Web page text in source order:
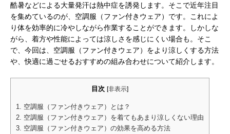
酷暑などによる大量発汗は熱中症を誘発します。そこで近年注目
を集めているのが、空調服（ファン付きウェア）です。これによ
り体を効率的に冷やしながら作業することができます。しかしな
がら、着方や性能によっては涼しさを感じにくい場合も。そこ
で、今回は、空調服（ファン付きウェア）をより涼しくする方法
や、快適に過ごせるおすすめの組み合わせについて紹介します。
目次 [非表示]
1.
空調服（ファン付きウェア）とは？
2. 空調服（ファン付きウェア）を着てもあまり涼しくない理由
3. 空調服（ファン付きウェア）の効果を高める方法